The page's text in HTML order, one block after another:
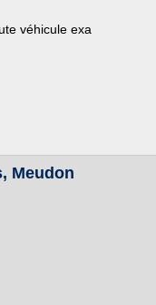
véhicule exa
Meudon